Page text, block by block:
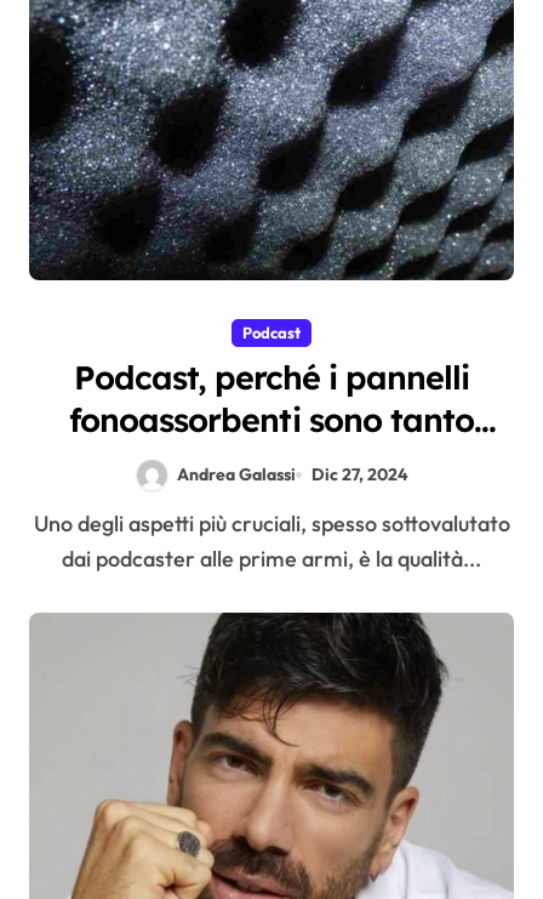
Podcast
Podcast, perché i pannelli
fonoassorbenti sono tanto
importanti?
Andrea Galassi Dic 27, 2024
Uno degli aspetti più cruciali, spesso sottovalutato
dai podcaster alle prime armi, è la qualità...